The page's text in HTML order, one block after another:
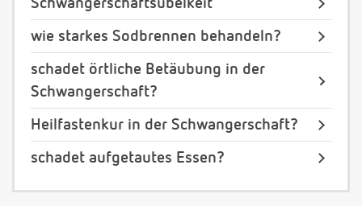
Schwangerschaftsübelkeit
wie starkes Sodbrennen behandeln?
schadet örtliche Betäubung in der
Schwangerschaft?
Heilfastenkur in der Schwangerschaft?
schadet aufgetautes Essen?